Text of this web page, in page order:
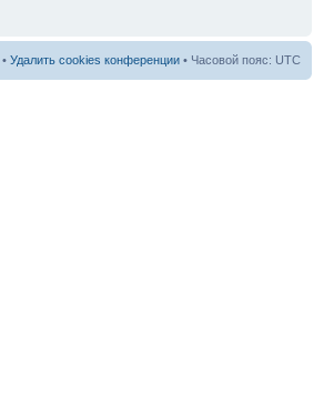
• Удалить cookies конференции • Часовой пояс: UTC